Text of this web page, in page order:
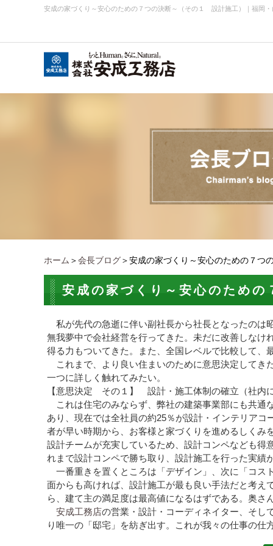
安成の家づくり～安心のための７つの決断～（その１ 設計施工） ｜ 福岡
事業内容実績
ホーム ＞会長ブログ＞安成の家づくり～安心のための７つ
安成の家づくり～安心のため
私が先代の急逝に伴い副社長から社長となったのは
無我夢中で会社経営を行ってきた。未だに改善しなけ
得る力もついてきた。また、全国レベルで比較して、
これまで、より良い住まいのために意思決定してき
一つに詳しく触れてみたい。
【意思決定 その１】 設計・施工体制の確立（社内
これは住宅のみならず、弊社の建築事業部にも共通
あり、現在では全社員の約25％が設計・インテリア
者が早い時期から、お客様と家づくりを進めるしくみ
設計チームが充実しているため、設計コンペなども得
れまで設計コンペで勝ち取り、設計施工を行った実績
一番重きを置くところは「デザイン」、次に「コス
面からも高ければ、設計施工が最も良い手法だと考え
ら、建て主の満足度は最高値になるはずである。奥さ
安成工務店の営業・設計・コーディネイター、そし
り唯一の「邸宅」を紡ぎ出す。これが我々の仕事の仕